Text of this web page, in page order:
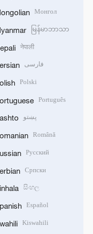
Монгол
မြန်မာဘာသာ
नेपाली
فارسی
Polski
Português
پښتو
Română
Русский
Српски
සිංහල
Español
Kiswahili